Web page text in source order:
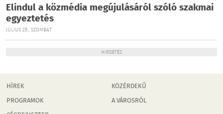
Elindul a közmédia megújulásáról szóló szakmai
egyeztetés
JÚLIUS 25., SZOMBAT
HIRDETÉS
HÍREK
PROGRAMOK
KÖZÉRDEKŰ
A VÁROSRÓL